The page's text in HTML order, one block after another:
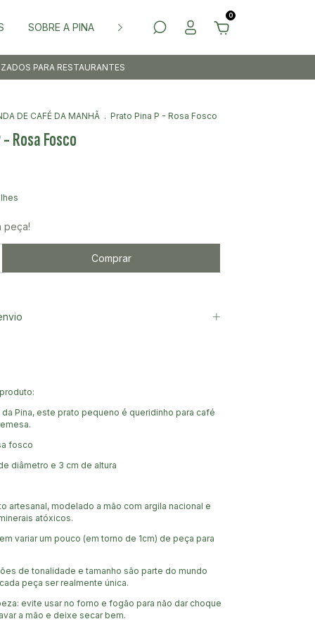
SOBRE A PINA RESTAURANTES
0
PARA RESTAURANTES
DE CAFÉ DA MANHÃ . Prato Pina P - Rosa Fosco
Rosa Fosco
peça!
Pina, este prato pequeno é queridinho para café
fosco
diâmetro e 3 cm de altura
artesanal, modelado a mão com argila nacional e
atóxicos.
variar um pouco (em torno de 1cm) de peça para
de tonalidade e tamanho são parte do mundo
peça ser realmente única.
evite usar no forno e fogão para não dar choque
a mão e deixe secar bem.